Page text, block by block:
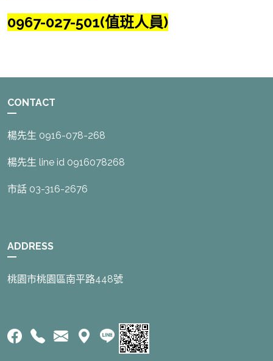
0967-027-501(值班人員)
CONTACT
楊先生 0916-078-268
楊先生 line id 0916078268
市話 03-316-2676
ADDRESS
桃園市桃園區南平路448號